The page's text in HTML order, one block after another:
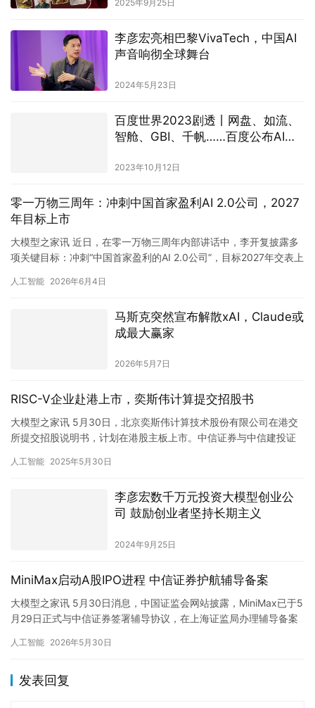
2025年9月25日
李彦宏亮相巴黎VivaTech，中国AI
声音响彻全球舞台
2024年5月23日
百度世界2023剧透丨网盘、如流、
智舱、GBI、千帆……百度公布AI原
2023年10月12日
零一万物三周年：冲刺中国首家盈利AI 2.0公司，2027
年目标上市
大模型之家讯 近日，在零一万物三周年内部讲话中，李开复披露多
项关键目标：冲刺“中国首家盈利的AI 2.0公司”，目标2027年交表上
人工智能 2026年6月4日
马斯克突然宣布解散xAI，Claude或
成最大赢家
2026年5月7日
RISC-V企业赴港上市，奕斯伟计算提交招股书
大模型之家讯 5月30日，北京奕斯伟计算技术股份有限公司在港交
所提交招股说明书，计划在港股主板上市。中信证券与中信建投证
为…
人工智能 2025年5月30日
李彦宏数千万元投资大模型创业公
司 鼓励创业者坚持长期主义
2024年9月25日
MiniMax启动A股IPO进程 中信证券护航辅导备案
大模型之家讯 5月30日消息，中国证监会网站披露，MiniMax已于5
月29日正式与中信证券签署辅导协议，在上海证监局办理辅导备案
人工智能 2026年5月30日
发表回复